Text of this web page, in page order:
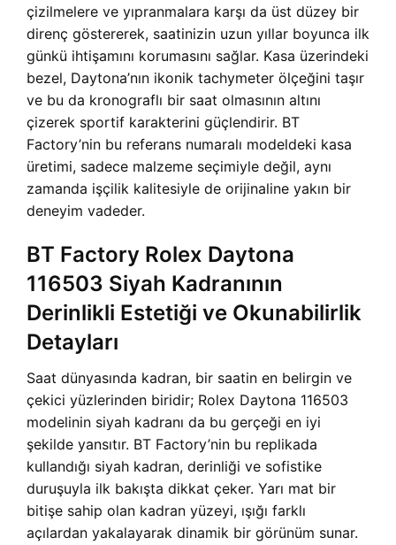
çizilmelere ve yıpranmalara karşı da üst düzey bir
direnç göstererek, saatinizin uzun yıllar boyunca ilk
günkü ihtişamını korumasını sağlar. Kasa üzerindeki
bezel, Daytona’nın ikonik tachymeter ölçeğini taşır
ve bu da kronograflı bir saat olmasının altını
çizerek sportif karakterini güçlendirir. BT
Factory’nin bu referans numaralı modeldeki kasa
üretimi, sadece malzeme seçimiyle değil, aynı
zamanda işçilik kalitesiyle de orijinaline yakın bir
deneyim vadeder.
BT Factory Rolex Daytona
116503 Siyah Kadranının
Derinlikli Estetiği ve Okunabilirlik
Detayları
Saat dünyasında kadran, bir saatin en belirgin ve
çekici yüzlerinden biridir; Rolex Daytona 116503
modelinin siyah kadranı da bu gerçeği en iyi
şekilde yansıtır. BT Factory’nin bu replikada
kullandığı siyah kadran, derinliği ve sofistike
duruşuyla ilk bakışta dikkat çeker. Yarı mat bir
bitişe sahip olan kadran yüzeyi, ışığı farklı
açılardan yakalayarak dinamik bir görünüm sunar.